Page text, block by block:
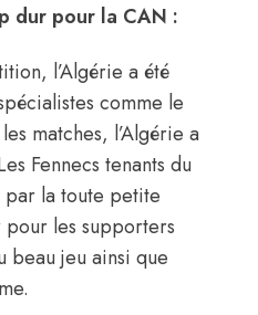
dur pour la CAN :
l’Algérie a été
comme le
matches, l’Algérie a
Fennecs tenants du
la toute petite
pour les supporters
beau jeu ainsi que